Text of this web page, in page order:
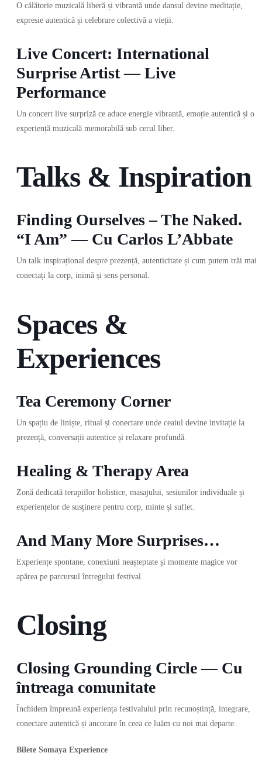
O călătorie muzicală liberă și vibrantă unde dansul devine meditație,
expresie autentică și celebrare colectivă a vieții.
Live Concert: International
Surprise Artist — Live
Performance
Un concert live surpriză ce aduce energie vibrantă, emoție autentică și o
experiență muzicală memorabilă sub cerul liber.
Talks & Inspiration
Finding Ourselves – The Naked.
“I Am” — Cu Carlos L’Abbate
Un talk inspirațional despre prezență, autenticitate și cum putem trăi mai
conectați la corp, inimă și sens personal.
Spaces &
Experiences
Tea Ceremony Corner
Un spațiu de liniște, ritual și conectare unde ceaiul devine invitație la
prezență, conversații autentice și relaxare profundă.
Healing & Therapy Area
Zonă dedicată terapiilor holistice, masajului, sesiunilor individuale și
experiențelor de susținere pentru corp, minte și suflet.
And Many More Surprises…
Experiențe spontane, conexiuni neașteptate și momente magice vor
apărea pe parcursul întregului festival.
Closing
Closing Grounding Circle — Cu
întreaga comunitate
Închidem împreună experiența festivalului prin recunoștință, integrare,
conectare autentică și ancorare în ceea ce luăm cu noi mai departe.
Bilete Somaya Experience